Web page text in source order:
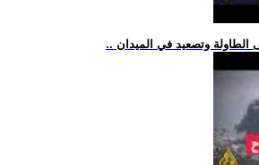
الطاولة وتصعيد في الميدان